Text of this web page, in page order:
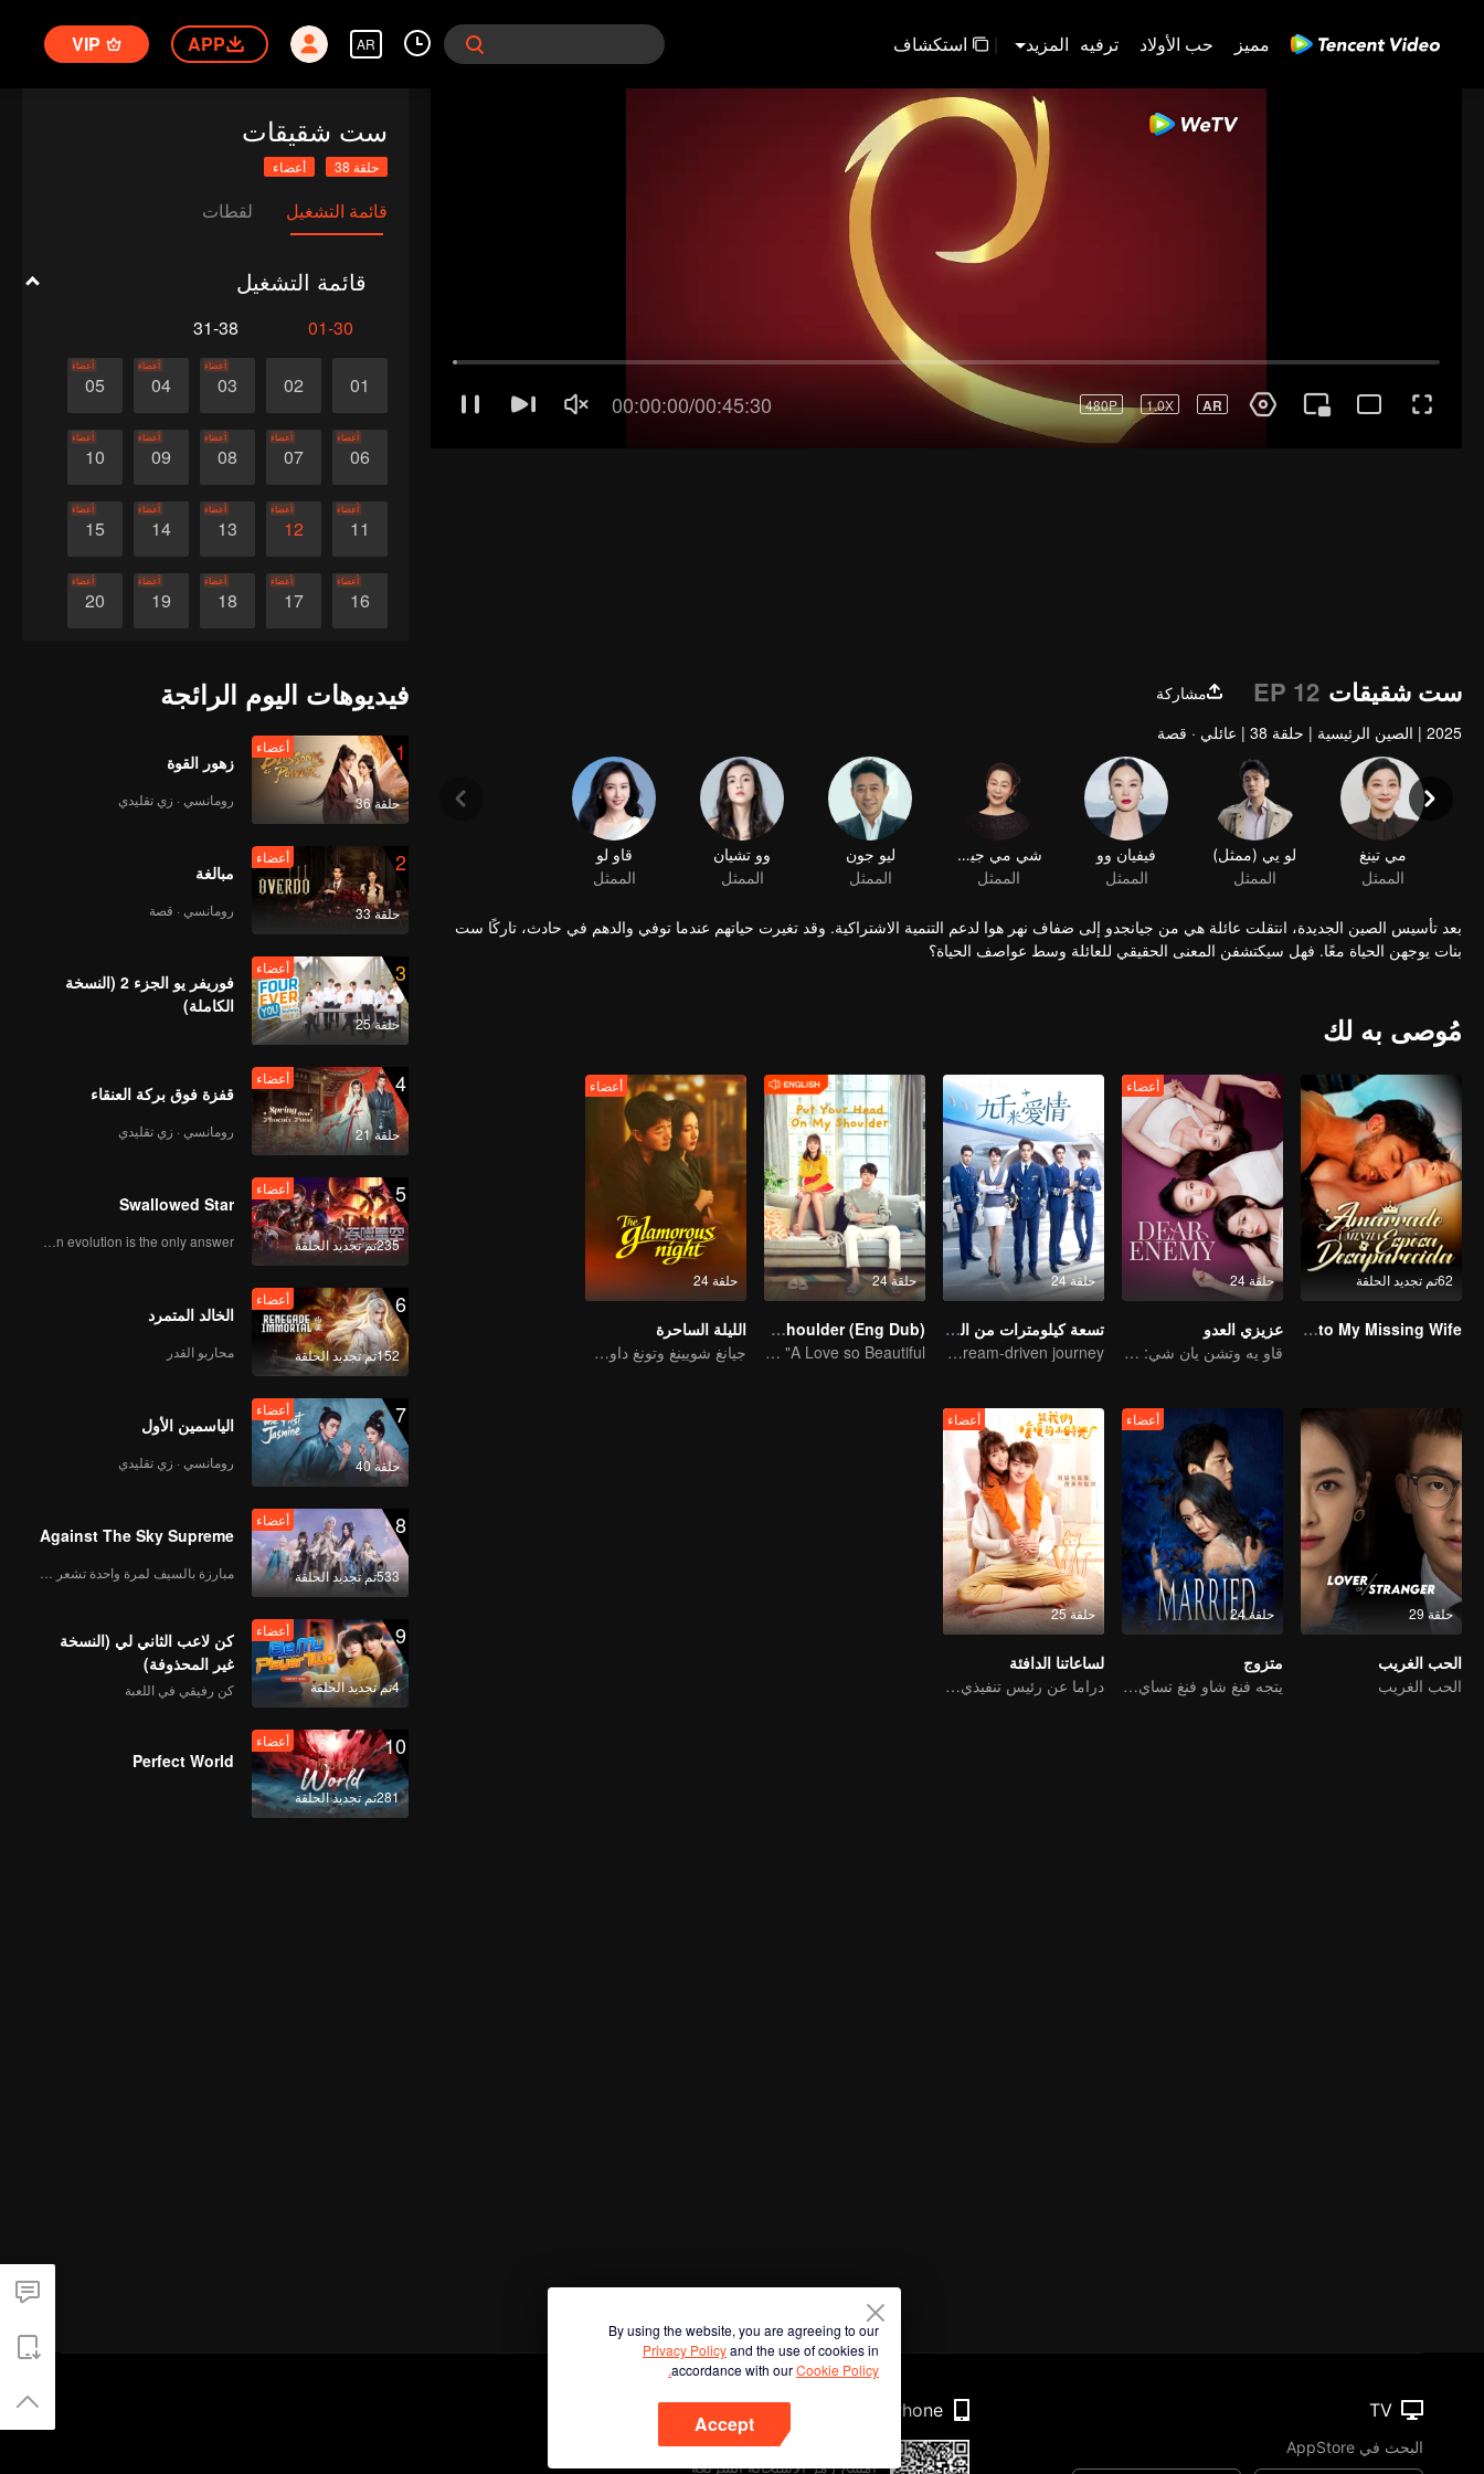
مميز حب الأولاد ترفيه المزيد | استكشاف AR
APP
VIP
ست شقيقات
حلقة 38 أعضاء
قائمة التشغيل لقطات
قائمة التشغيل
01-30
31-38
01
02
03
أعضاء
04
أعضاء
05
أعضاء
06
أعضاء
07
أعضاء
08
أعضاء
09
أعضاء
10
أعضاء
11
أعضاء
12
أعضاء
13
أعضاء
14
أعضاء
15
أعضاء
16
أعضاء
17
أعضاء
18
أعضاء
19
أعضاء
20
أعضاء
26
27
ست شقيقات EP 12
مشاركة
2025
| الصين الرئيسية | حلقة 38 | عائلي · قصة
مي تينغ
الممثل
لو يي (ممثل)
الممثل
فيفيان وو
الممثل
بعد تأسيس الصين الجديدة، انتقلت عائلة هي من جيانجدو إلى ضفاف نهر هوا لدعم التنمية الاشتراكية. وقد تغيرت حياتهم عندما توفي والدهم في حادث، تاركًا ست
بنات يوجهن الحياة معًا. فهل سيكتشفن المعنى الحقيقي للعائلة وسط عواصف الحياة؟
مُوصى به لك
62تم تجديد الحلقة
Bound to My Missing Wife
حلقة 24
أعضاء
عزيزي العدو
قاو يه وتشن يان شي: من أفضل الأصدقاء إلى أعداء لدودين
حلقة 24
تسعة كيلومترات من الحب
Flight cadets'youth dream-driven journey
حلقة 24
Put Your Head On My Shoulder (Eng Dub)
It was adapted from the same series of novels as "A Love so Beautiful"
حلقة 24
أعضاء
الليلة الساحرة
جيانغ شويينغ وتونغ داوي في معركة من المكائد
حلقة 29
الحب الغريب
الحب الغريب
حلقة 24
أعضاء
متزوج
يتجه فنغ شاو فنغ تساي ون جينغ إلى أقصى الحدود في الحب
حلقة 25
أعضاء
لساعاتنا الدافئة
دراما عن رئيس تنفيذي شاب متعجرفمليئا بالتدليل
فيديوهات اليوم الرائجة
1
حلقة 36
أعضاء
زهور القوة
رومانسي · زي تقليدي
2
حلقة 33
أعضاء
مبالغة
رومانسي · قصة
3
حلقة 25
أعضاء
فوريفر يو الجزء 2 (النسخة
الكاملة)
4
حلقة 21
أعضاء
قفزة فوق بركة العنقاء
رومانسي · زي تقليدي
5
235تم تجديد الحلقة
أعضاء
Swallowed Star
Human evolution is the only answer.
6
152تم تجديد الحلقة
أعضاء
الخالد المتمرد
محاربو القدر
7
حلقة 40
أعضاء
الياسمين الأول
رومانسي · زي تقليدي
8
533تم تجديد الحلقة
أعضاء
Against The Sky Supreme
9
4تم تجديد الحلقة
أعضاء
كن لاعب الثاني لي (النسخة
غير المحذوفة)
كن رفيقي في اللعبة
10
281تم تجديد الحلقة
أعضاء
Perfect World
By using the website, you are agreeing to our
Privacy Policyand the use of cookies in
accordance with ourCookie Policy.
Accept
TV
البحث في AppStore
Phone
امسح رمز الاستجابة السريعة